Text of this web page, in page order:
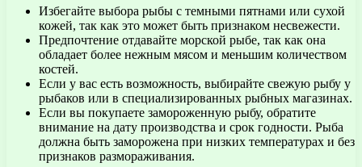
Избегайте выбора рыбы с темными пятнами или сухой
кожей, так как это может быть признаком несвежести.
Предпочтение отдавайте морской рыбе, так как она
обладает более нежным мясом и меньшим количеством
костей.
Если у вас есть возможность, выбирайте свежую рыбу у
рыбаков или в специализированных рыбных магазинах.
Если вы покупаете замороженную рыбу, обратите
внимание на дату производства и срок годности. Рыба
должна быть заморожена при низких температурах и без
признаков размораживания.